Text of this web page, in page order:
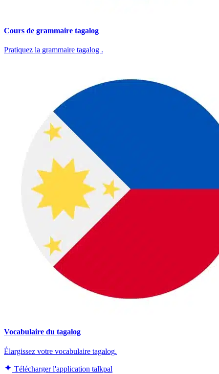
Cours de grammaire tagalog
Pratiquez la grammaire tagalog .
Vocabulaire du tagalog
Élargissez votre vocabulaire tagalog.
Télécharger l'application talkpal